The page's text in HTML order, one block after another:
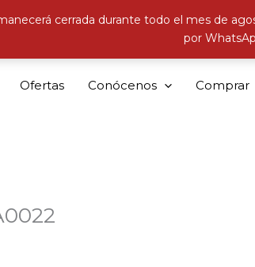
cerrada durante todo el mes de
por
Ofertas Conócenos Comprar